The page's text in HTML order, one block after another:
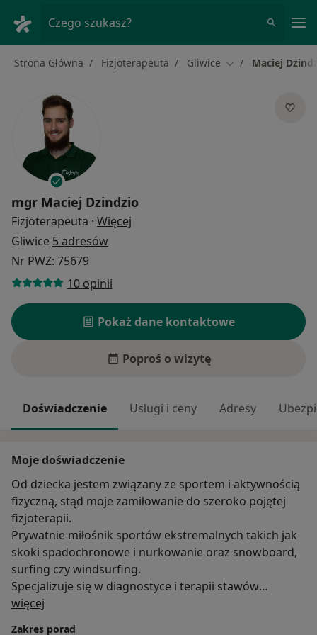
Czego szukasz?
Strona Główna Fizjoterapeuta Gliwice Zmień miasto
Maciej
mgr Maciej Dzindzio
Fizjoterapeuta · Więcej
Gliwice 5 adresów
Nr PWZ: 75679
10 opinii
Pokaż dane kontaktowe
Poproś o wizytę
Doświadczenie Usługi i ceny Adresy
Moje doświadczenie
Od dziecka jestem związany ze sportem i aktywnością
fizyczną, stąd moje zamiłowanie do szeroko pojętej
fizjoterapii.
Prywatnie miłośnik sportów ekstremalnych takich jak
skoki spadochronowe i nurkowanie oraz snowboard,
surfing czy windsurfing.
Specjalizuje się w diagnostyce i terapii stawów
skroniowo-żuchwowych, w tym również w terapii
więcej
Zakres porad